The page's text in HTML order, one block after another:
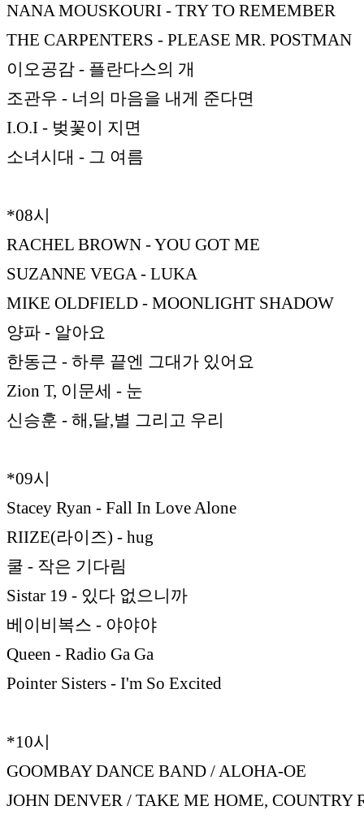
NANA MOUSKOURI - TRY TO REMEMBER
THE CARPENTERS - PLEASE MR. POSTMAN
이오공감 - 플란다스의 개
조관우 - 너의 마음을 내게 준다면
I.O.I - 벚꽃이 지면
소녀시대 - 그 여름
*08시
RACHEL BROWN - YOU GOT ME
SUZANNE VEGA - LUKA
MIKE OLDFIELD - MOONLIGHT SHADOW
양파 - 알아요
한동근 - 하루 끝엔 그대가 있어요
Zion T, 이문세 - 눈
신승훈 - 해,달,별 그리고 우리
*09시
Stacey Ryan - Fall In Love Alone
RIIZE(라이즈) - hug
쿨 - 작은 기다림
Sistar 19 - 있다 없으니까
베이비복스 - 야야야
Queen - Radio Ga Ga
Pointer Sisters - I'm So Excited
*10시
GOOMBAY DANCE BAND / ALOHA-OE
JOHN DENVER / TAKE ME HOME, COUNTRY